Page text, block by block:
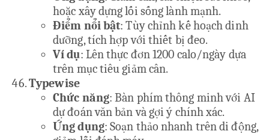
hoặc xây dựng lối sống lành mạnh.
Điểm nổi bật: Tùy chỉnh kế hoạch dinh
dưỡng, tích hợp với thiết bị đeo.
Ví dụ: Lên thực đơn 1200 calo/ngày dựa
trên mục tiêu giảm cân.
Typewise
Chức năng: Bàn phím thông minh với AI
dự đoán văn bản và gợi ý chính xác.
Ứng dụng: Soạn thảo nhanh trên di động,